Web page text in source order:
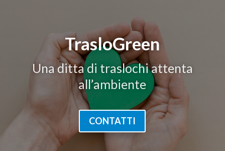
TrasloGreen
Una ditta di traslochi attenta
all’ambiente
CONTATTI